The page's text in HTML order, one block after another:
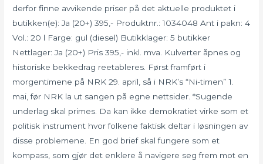
derfor finne avvikende priser på det aktuelle produktet i
butikken(e): Ja (20+) 395,- Produktnr.: 1034048 Ant i pakn: 4
Vol.: 20 l Farge: gul (diesel) Butikklager: 5 butikker
Nettlager: Ja (20+) Pris 395,- inkl. mva. Kulverter åpnes og
historiske bekkedrag reetableres. Først framført i
morgentimene på NRK 29. april, så i NRK’s “Ni-timen” 1.
mai, før NRK la ut sangen på egne nettsider. *Sugende
underlag skal primes. Da kan ikke demokratiet virke som et
politisk instrument hvor folkene faktisk deltar i løsningen av
disse problemene. En god brief skal fungere som et
kompass, som gjør det enklere å navigere seg frem mot en